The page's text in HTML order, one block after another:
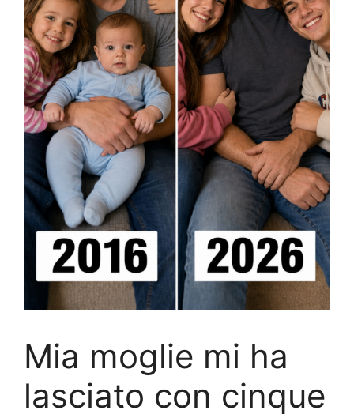
Mia moglie mi ha
lasciato con cinque